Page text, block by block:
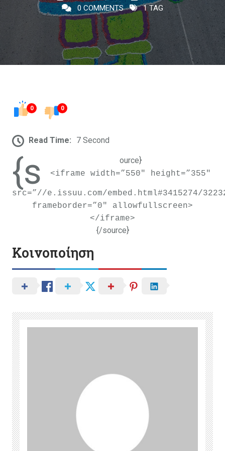
0 COMMENTS
1 TAG
0 0
Read Time: 7 Second
{s ource}
<iframe width=”550″ height=”355″
src=”//e.issuu.com/embed.html#3415274/
frameborder=”0″ allowfullscreen>
</iframe>
{/source}
Κοινοποίηση